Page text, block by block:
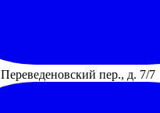
Переведеновский пер., д. 7/7